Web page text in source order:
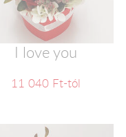
I love you
11 040 Ft-tól